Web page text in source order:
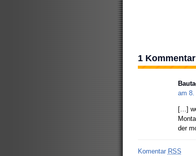
1
am 8.
[…]
der
Komentar RSS